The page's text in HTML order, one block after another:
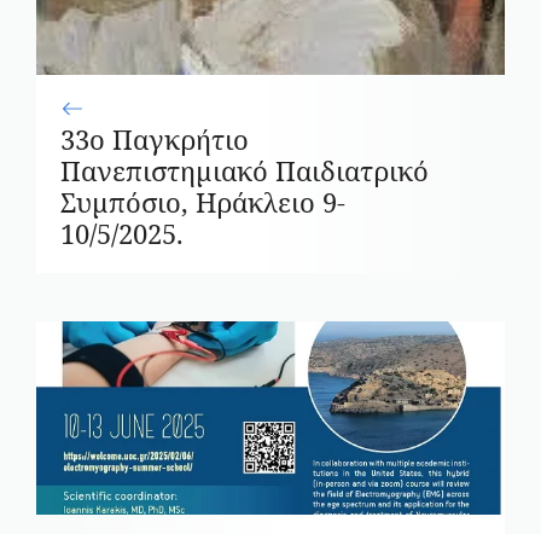
33ο Παγκρήτιο
Πανεπιστημιακό Παιδιατρικό
Συμπόσιο, Ηράκλειο 9-
10/5/2025.